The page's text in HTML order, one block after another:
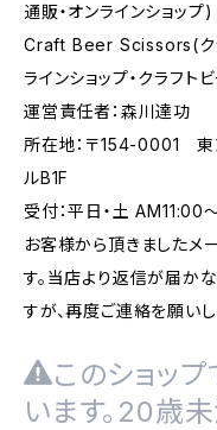
通販・オンラインショップ)
Craft Beer Scissors(クラ
ラインショップ・クラフト
運営責任者：森川達功
所在地：〒154-0001
ルB1F
受付：平日・土
お客様から頂きましたメ
す。当店より返信が届か
すが、再度ご連絡を願いし
このショッ
います。20歳